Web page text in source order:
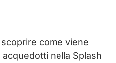
come viene
acquedotti nella Splash